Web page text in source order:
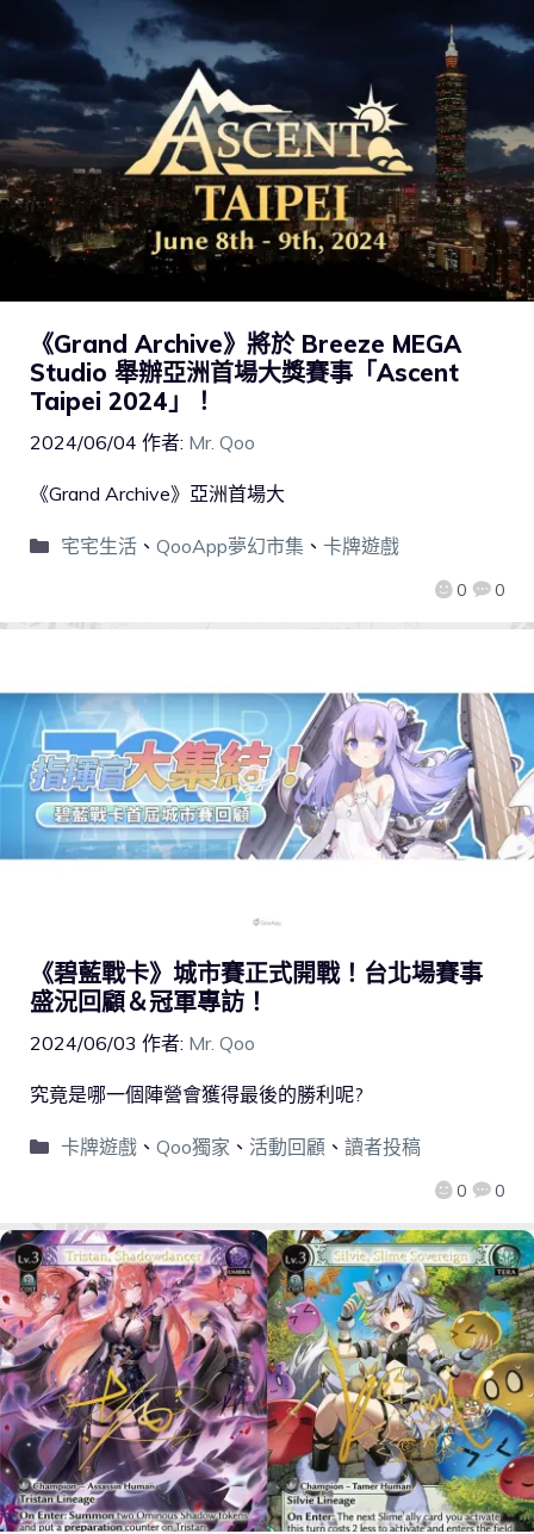
《Grand Archive》將於 Breeze MEGA
Studio 舉辦亞洲首場大獎賽事「Ascent
Taipei 2024」！
2024/06/04 作者: Mr. Qoo
0 0
《Grand Archive》亞洲首場大
宅宅生活、 QooApp夢幻市集、 卡牌遊戲
《碧藍戰卡》城市賽正式開戰！台北場賽事
盛況回顧＆冠軍專訪！
2024/06/03 作者: Mr. Qoo
0 0
究竟是哪一個陣營會獲得最後的勝利呢?
卡牌遊戲、 Qoo獨家 、 活動回顧、 讀者投稿